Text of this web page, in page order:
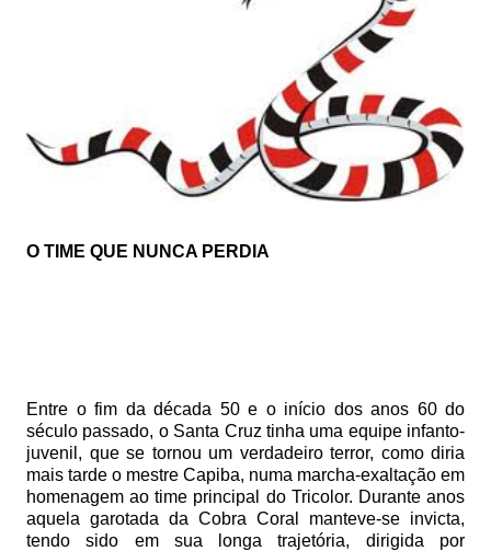
O TIME QUE NUNCA PERDIA
Entre o fim da década 50 e o início dos anos 60 do
século passado, o Santa Cruz tinha uma equipe infanto-
juvenil, que se tornou um verdadeiro terror, como diria
mais tarde o mestre Capiba, numa marcha-exaltação em
homenagem ao time principal do Tricolor. Durante anos
aquela garotada da Cobra Coral manteve-se invicta,
tendo sido em sua longa trajetória, dirigida por